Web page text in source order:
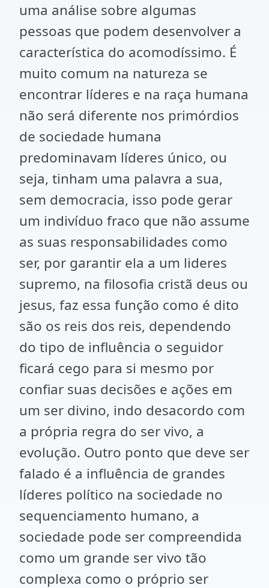
uma análise sobre algumas
pessoas que podem desenvolver a
característica do acomodíssimo. É
muito comum na natureza se
encontrar líderes e na raça humana
não será diferente nos primórdios
de sociedade humana
predominavam líderes único, ou
seja, tinham uma palavra a sua,
sem democracia, isso pode gerar
um indivíduo fraco que não assume
as suas responsabilidades como
ser, por garantir ela a um lideres
supremo, na filosofia cristã deus ou
jesus, faz essa função como é dito
são os reis dos reis, dependendo
do tipo de influência o seguidor
ficará cego para si mesmo por
confiar suas decisões e ações em
um ser divino, indo desacordo com
a própria regra do ser vivo, a
evolução. Outro ponto que deve ser
falado é a influência de grandes
líderes político na sociedade no
sequenciamento humano, a
sociedade pode ser compreendida
como um grande ser vivo tão
complexa como o próprio ser